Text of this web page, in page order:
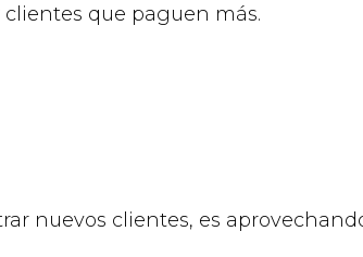
que paguen más.
nuevos clientes, es